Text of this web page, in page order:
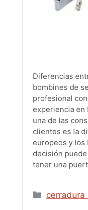
Diferencias
bombines de
profesional
experiencia en
una de las
clientes es la
europeos y los
decisión
tener una
cerradura